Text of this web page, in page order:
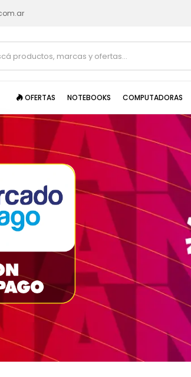
OFERTAS NOTEBOOKS COMPUTADORAS